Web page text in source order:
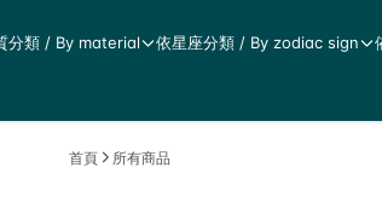
分類 / By material 依星座分類 / By zodiac sign
首頁 所有商品